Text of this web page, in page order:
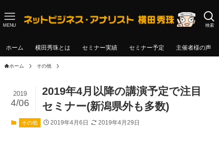
検索
MENU
ホーム 横田秀珠とは セミナー実績 セミナー予定 主催者様の声
ホーム その他
2019年4月以降の講演予定で注目
セミナー(新潟県外も多数)
2019
4/06
その他 2019年4月6日 2019年4月29日